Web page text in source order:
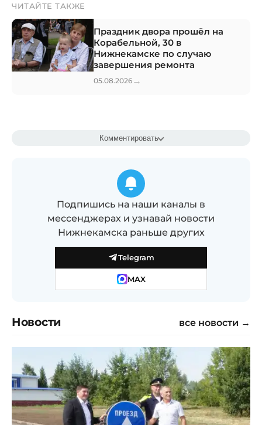
ЧИТАЙТЕ ТАКЖЕ
Праздник двора прошёл на
Корабельной, 30 в
Нижнекамске по случаю
завершения ремонта
05.08.2026 →
Комментировать
Подпишись на наши каналы в
мессенджерах и узнавай новости
Нижнекамска раньше других
Telegram
MAX
Новости все новости →